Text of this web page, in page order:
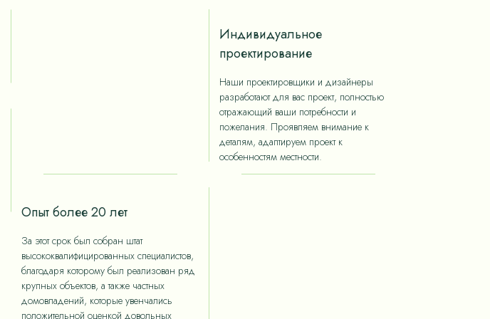
Индивидуальное
проектирование
Наши проектировщики и дизайнеры
разработают для вас проект, полностью
отражающий ваши потребности и
пожелания. Проявляем внимание к
деталям, адаптируем проект к
особенностям местности.
Опыт более 20 лет
За этот срок был собран штат
высококвалифицированных специалистов,
благодаря которому был реализован ряд
крупных объектов, а также частных
домовладений, которые увенчались
положительной оценкой довольных